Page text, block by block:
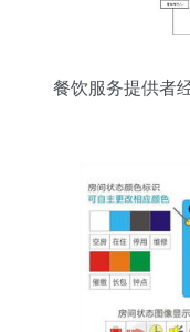
餐饮服务提供者